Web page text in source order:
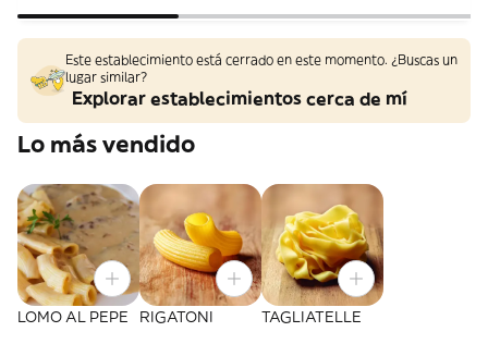
Este establecimiento está cerrado en este momento. ¿Buscas un
lugar similar?
Explorar establecimientos cerca de mí
Lo más vendido
LOMO AL PEPE RIGATONI TAGLIATELLE